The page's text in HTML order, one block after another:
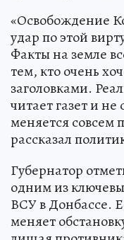
«Освобождение
удар по этой
Факты на земле
тем, кто очень
заголовками.
читает газет и
меняется совсем
рассказал
Губернатор
одним из
ВСУ в Донбассе.
меняет